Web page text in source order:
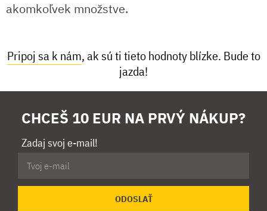
akomkoľvek množstve.
Pripoj sa k nám, ak sú ti tieto hodnoty blízke. Bude to
jazda!
CHCEŠ 10 EUR NA PRVÝ NÁKUP?
Zadaj svoj e-mail!
ODOSLAŤ